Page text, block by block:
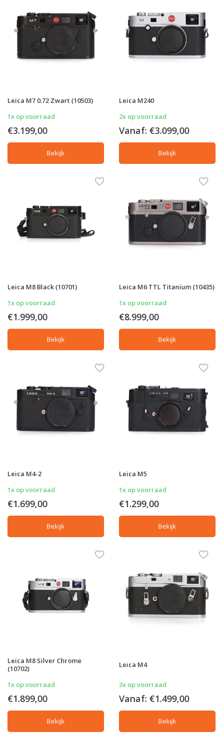
Leica M7 0.72 Zwart (10503)
1x op voorraad
€3.199,00
Bekijk
Leica M240
2x op voorraad
Vanaf: €3.099,00
Bekijk
Leica M8 Black (10701)
1x op voorraad
€1.999,00
Bekijk
Leica M6 TTL Titanium (10435)
1x op voorraad
€8.999,00
Bekijk
Leica M4-2
1x op voorraad
€1.699,00
Bekijk
Leica M5
1x op voorraad
€1.299,00
Bekijk
Leica M8 Silver Chrome
(10702)
1x op voorraad
€1.899,00
Bekijk
Leica M4
3x op voorraad
Vanaf: €1.499,00
Bekijk